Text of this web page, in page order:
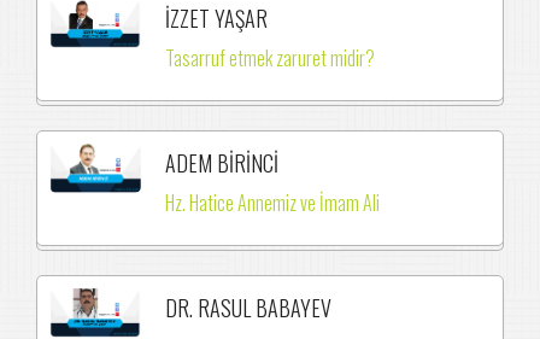
İZZET YAŞAR
Tasarruf etmek zaruret midir?
ADEM BİRİNCİ
Hz. Hatice Annemiz ve İmam Ali
DR. RASUL BABAYEV